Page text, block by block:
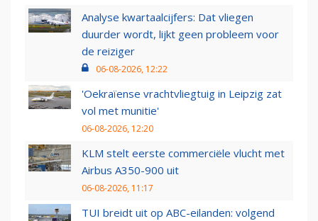
Analyse kwartaalcijfers: Dat vliegen
duurder wordt, lijkt geen probleem voor
de reiziger
06-08-2026, 12:22
'Oekraïense vrachtvliegtuig in Leipzig zat
vol met munitie'
06-08-2026, 12:20
KLM stelt eerste commerciële vlucht met
Airbus A350-900 uit
06-08-2026, 11:17
TUI breidt uit op ABC-eilanden: volgend